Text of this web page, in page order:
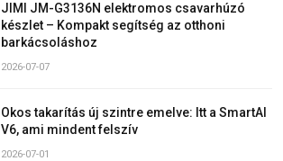
JIMI JM-G3136N elektromos csavarhúzó
készlet – Kompakt segítség az otthoni
barkácsoláshoz
2026-07-07
Okos takarítás új szintre emelve: Itt a SmartAI
V6, ami mindent felszív
2026-07-01